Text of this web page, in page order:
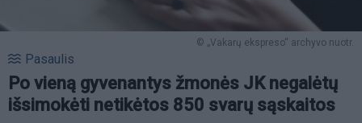
© „Vakarų ekspreso“ archyvo nuotr.
Pasaulis
Po vieną gyvenantys žmonės JK negalėtų
išsimokėti netikėtos 850 svarų sąskaitos